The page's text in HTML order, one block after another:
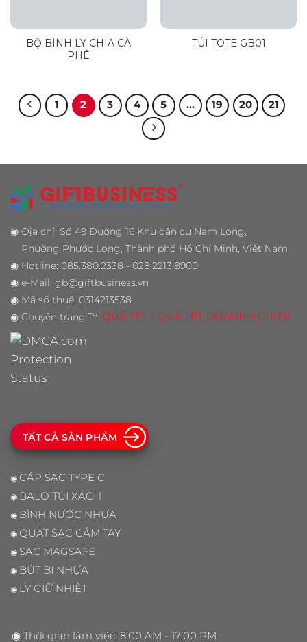
BỘ BÌNH LY CHIA CÀ
PHÊ
TÚI TOTE GB01
1 2 3 4 5 … 19 20 21
◉ Địa chỉ: Số 49 Đường 16 Khu dân cư Nam Long,
Phường Phước Long, Thành phố Hồ Chí Minh, Việt Nam
◉ Hotline: 085.380.2338 - 028.2213.8900
◉ e-Mail: gb@giftbusiness.vn
◉ Mã số thuế: 0314213538
◉ Chuyên trang ™ QUÀ TẾT - QUÀ TẾT DOANH NGHIỆP
TẤT CẢ SẢN PHẨM
◉ CÁP SẠC TYPE C
◉ BALO TÚI XÁCH
◉ BÌNH NƯỚC NHỰA
◉ QUẠT SẠC CẦM TAY
◉ SẠC MAGSAFE
◉ BÚT BI NHỰA
◉ LY GIỮ NHIỆT
◉ Thời gian làm việc: 8:00 AM - 17:00 PM